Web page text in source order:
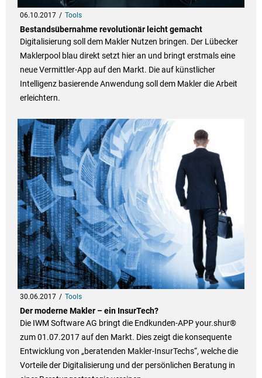
06.10.2017 Tools
Bestandsübernahme revolutionär leicht gemacht
Digitalisierung soll dem Makler Nutzen bringen. Der Lübecker
Maklerpool blau direkt setzt hier an und bringt erstmals eine
neue Vermittler-App auf den Markt. Die auf künstlicher
Intelligenz basierende Anwendung soll dem Makler die Arbeit
erleichtern.
30.06.2017 Tools
Der moderne Makler – ein InsurTech?
Die IWM Software AG bringt die Endkunden-APP your.shur®
zum 01.07.2017 auf den Markt. Dies zeigt die konsequente
Entwicklung von „beratenden Makler-InsurTechs“, welche die
Vorteile der Digitalisierung und der persönlichen Beratung in